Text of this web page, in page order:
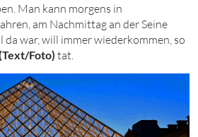
Man kann morgens in
am Nachmittag an der Seine
da war, will immer wiederkommen, so
Foto) tat.